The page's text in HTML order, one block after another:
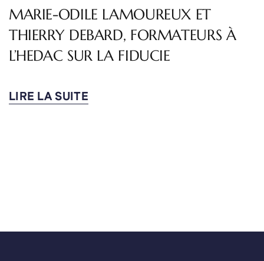
MARIE-ODILE LAMOUREUX ET
THIERRY DEBARD, FORMATEURS À
L’HEDAC SUR LA FIDUCIE
LIRE LA SUITE